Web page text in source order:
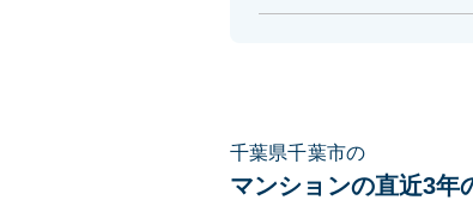
千葉県千葉市の
マンションの直近3年